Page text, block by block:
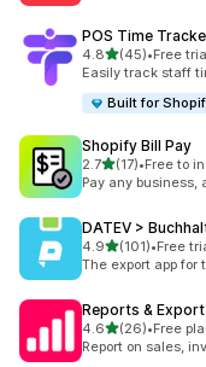
POS Time
4.85つ星中
(45)
合計レビュー数：
•Free
Easily track staff
Built for
Shopify Bill Pay
2.75つ星中
(17)
合計レビュー数：17
•Free to
Pay any business,
DATEV >
4.95つ星中
(101)
合計レビュー数：
•Free
The export app
Reports &
4.65つ星中
(26)
合計レビュー数：26
•Free
Report on sales,